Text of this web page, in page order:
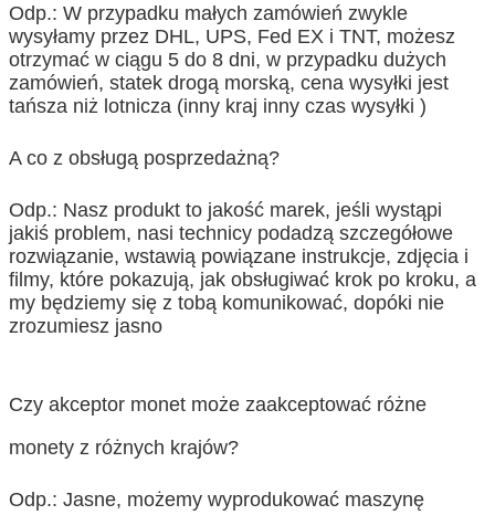
Odp.: W przypadku małych zamówień zwykle
wysyłamy przez DHL, UPS, Fed EX i TNT, możesz
otrzymać w ciągu 5 do 8 dni, w przypadku dużych
zamówień, statek drogą morską, cena wysyłki jest
tańsza niż lotnicza (inny kraj inny czas wysyłki )
A co z obsługą posprzedażną?
Odp.: Nasz produkt to jakość marek, jeśli wystąpi
jakiś problem, nasi technicy podadzą szczegółowe
rozwiązanie, wstawią powiązane instrukcje, zdjęcia i
filmy, które pokazują, jak obsługiwać krok po kroku, a
my będziemy się z tobą komunikować, dopóki nie
zrozumiesz jasno
Czy akceptor monet może zaakceptować różne
monety z różnych krajów?
Odp.: Jasne, możemy wyprodukować maszynę